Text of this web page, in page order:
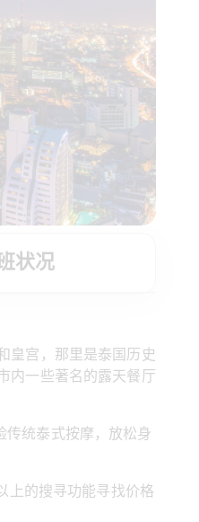
状况
皇宫，那里是泰国历史
内一些著名的露天餐厅
统泰式按摩，放松身
上的搜寻功能寻找价格